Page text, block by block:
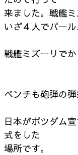
来ました。戦艦
いざ４人でパー
戦艦ミズーリで
ベンチも砲弾の弾
日本がポツダム
式をした
場所です。